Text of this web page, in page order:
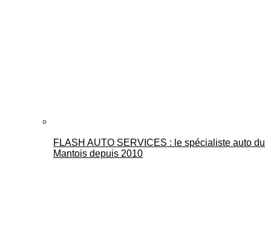
FLASH AUTO SERVICES : le spécialiste auto du
Mantois depuis 2010